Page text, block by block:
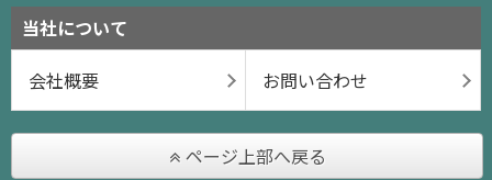
当社について
会社概要
お問い合わせ
ページ上部へ戻る